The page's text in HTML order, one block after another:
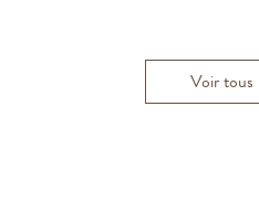
Voir tous